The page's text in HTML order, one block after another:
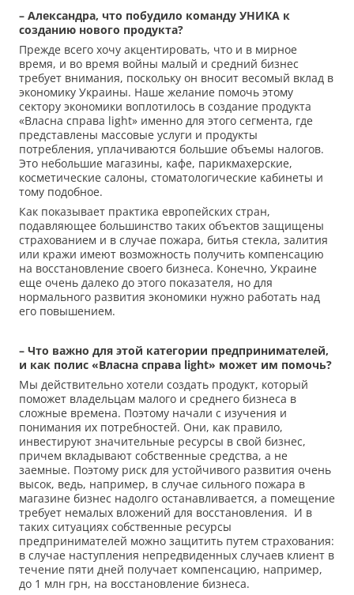
– Александра, что побудило команду УНИКА к
созданию нового продукта?
Прежде всего хочу акцентировать, что и в мирное
время, и во время войны малый и средний бизнес
требует внимания, поскольку он вносит весомый вклад в
экономику Украины. Наше желание помочь этому
сектору экономики воплотилось в создание продукта
«Власна справа light» именно для этого сегмента, где
представлены массовые услуги и продукты
потребления, уплачиваются большие объемы налогов.
Это небольшие магазины, кафе, парикмахерские,
косметические салоны, стоматологические кабинеты и
тому подобное.
Как показывает практика европейских стран,
подавляющее большинство таких объектов защищены
страхованием и в случае пожара, битья стекла, залития
или кражи имеют возможность получить компенсацию
на восстановление своего бизнеса. Конечно, Украине
еще очень далеко до этого показателя, но для
нормального развития экономики нужно работать над
его повышением.
– Что важно для этой категории предпринимателей,
и как полис «Власна справа light» может им помочь?
Мы действительно хотели создать продукт, который
поможет владельцам малого и среднего бизнеса в
сложные времена. Поэтому начали с изучения и
понимания их потребностей. Они, как правило,
инвестируют значительные ресурсы в свой бизнес,
причем вкладывают собственные средства, а не
заемные. Поэтому риск для устойчивого развития очень
высок, ведь, например, в случае сильного пожара в
магазине бизнес надолго останавливается, а помещение
требует немалых вложений для восстановления. И в
таких ситуациях собственные ресурсы
предпринимателей можно защитить путем страхования:
в случае наступления непредвиденных случаев клиент в
течение пяти дней получает компенсацию, например,
до 1 млн грн, на восстановление бизнеса.